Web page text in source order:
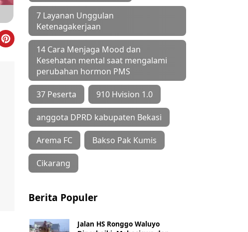
7 Layanan Unggulan
Ketenagakerjaan
14 Cara Menjaga Mood dan
Kesehatan mental saat mengalami
perubahan hormon PMS
37 Peserta 910 Hvision 1.0
anggota DPRD kabupaten Bekasi
Arema FC Bakso Pak Kumis
Cikarang
Berita Populer
Jalan HS Ronggo Waluyo